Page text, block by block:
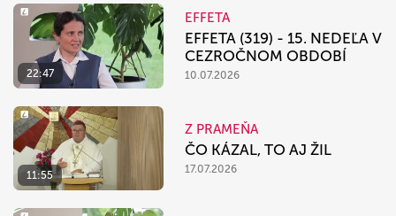
22:47
EFFETA
EFFETA (319) - 15. NEDEĽA V
CEZROČNOM OBDOBÍ
10.07.2026
11:55
Z PRAMEŇA
ČO KÁZAL, TO AJ ŽIL
17.07.2026